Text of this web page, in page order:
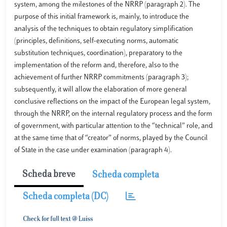
system, among the milestones of the NRRP (paragraph 2). The
purpose of this initial framework is, mainly, to introduce the
analysis of the techniques to obtain regulatory simplification
(principles, definitions, self-executing norms, automatic
substitution techniques, coordination), preparatory to the
implementation of the reform and, therefore, also to the
achievement of further NRRP commitments (paragraph 3);
subsequently, it will allow the elaboration of more general
conclusive reflections on the impact of the European legal system,
through the NRRP, on the internal regulatory process and the form
of government, with particular attention to the “technical” role, and
at the same time that of “creator” of norms, played by the Council
of State in the case under examination (paragraph 4).
Scheda breve Scheda completa
Scheda completa (DC)